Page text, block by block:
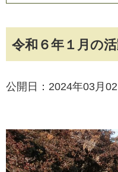
令和６年１月の
公開日：2024年03月